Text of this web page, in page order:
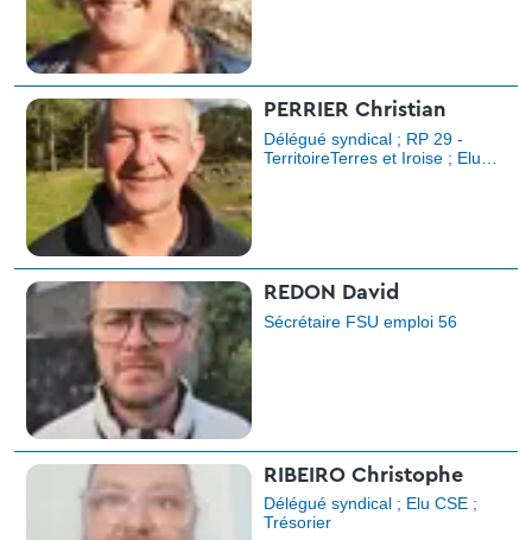
PERRIER Christian
Délégué syndical ; RP 29 -
TerritoireTerres et Iroise ; Elu
REDON David
Sécrétaire FSU emploi 56
RIBEIRO Christophe
Délégué syndical ; Elu CSE ;
Trésorier